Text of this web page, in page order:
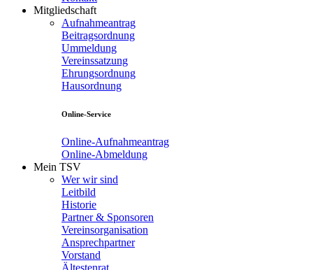
Mitgliedschaft
Aufnahmeantrag
Beitragsordnung
Ummeldung
Vereinssatzung
Ehrungsordnung
Hausordnung
Online-Service
Online-Aufnahmeantrag
Online-Abmeldung
Mein TSV
Wer wir sind
Leitbild
Historie
Partner & Sponsoren
Vereinsorganisation
Ansprechpartner
Vorstand
Ältestenrat